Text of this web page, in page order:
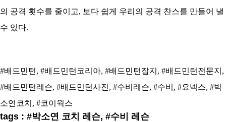
의 공격 횟수를 줄이고, 보다 쉽게 우리의 공격 찬스를 만들어 낼
수 있다.
#배드민턴, #배드민턴코리아, #배드민턴잡지, #배드민턴전문지,
#배드민턴레슨, #배드민턴사진, #수비레슨, #수비, #요넥스, #박
소연코치, #코이웍스
tags : #박소연 코치 레슨, #수비 레슨